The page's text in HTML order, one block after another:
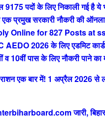
पदों के लिए निकाली गई है ये
प्रमुख सरकारी नौकरी की
Online for 827 Posts at
2026 के लिए एडमिट कार्ड
पास के लिए नौकरी पाने
एक बार में! 1 अप्रैल 2026 से
जारी, बिहार